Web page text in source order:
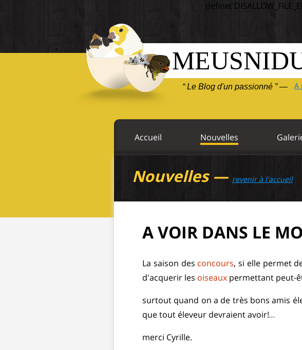
“ Le Blog d'un passionné ” — A
Accueil Nouvelles
Nouvelles — revenir à l'accueil
A VOIR DANS LE
La saison des concours, si elle permet
d'acquerir les oiseaux permettant peut-
surtout quand on a de très bons amis
que tout éleveur devraient avoir!…
merci Cyrille.